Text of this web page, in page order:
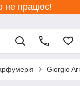
не працює!
Giorgio